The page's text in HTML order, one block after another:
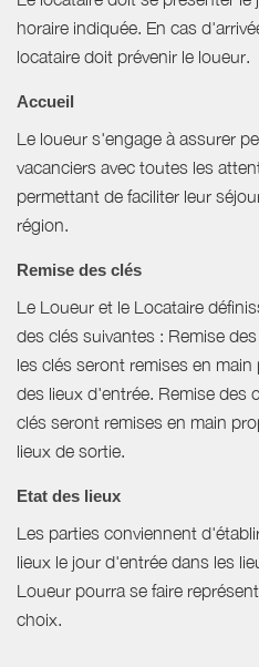
horaire indiquée. En cas
locataire doit prévenir le loueur.
Accueil
Le loueur s'engage à assurer
vacanciers avec toutes les
permettant de faciliter leur
région.
Remise des clés
Le Loueur et le Locataire
des clés suivantes : Remise
les clés seront remises en
des lieux d'entrée. Remise des
clés seront remises en main
lieux de sortie.
Etat des lieux
Les parties conviennent
lieux le jour d'entrée dans les
Loueur pourra se faire
choix.